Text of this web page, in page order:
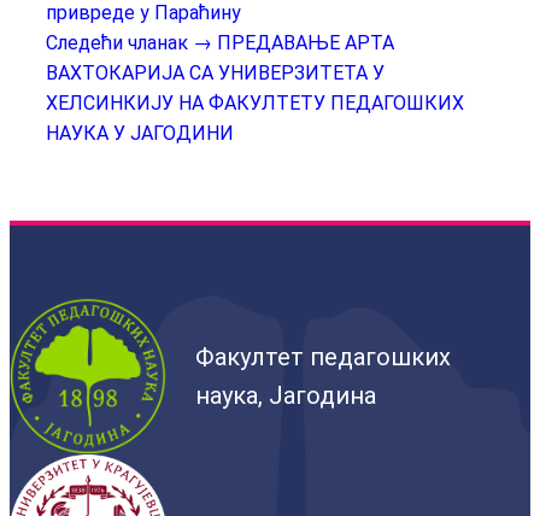
привреде у Параћину
Следећи чланак → ПРЕДАВАЊЕ АРТА
ВАХТОКАРИЈА СА УНИВЕРЗИТЕТА У
ХЕЛСИНКИЈУ НА ФАКУЛТЕТУ ПЕДАГОШКИХ
НАУКА У ЈАГОДИНИ
Факултет педагошких
наука, Јагодина